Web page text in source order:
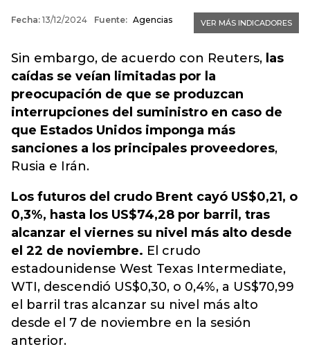
Sin embargo, de acuerdo con Reuters, las
caídas se veían limitadas por la
preocupación de que se produzcan
interrupciones del suministro en caso de
que Estados Unidos imponga más
sanciones a los principales proveedores,
Rusia e Irán.
Los futuros del crudo Brent cayó US$0,21, o
0,3%, hasta los US$74,28 por barril, tras
alcanzar el viernes su nivel más alto desde
el 22 de noviembre. El crudo
estadounidense West Texas Intermediate,
WTI, descendió US$0,30, o 0,4%, a US$70,99
el barril tras alcanzar su nivel más alto
desde el 7 de noviembre en la sesión
anterior.